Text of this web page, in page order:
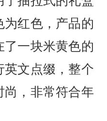
红色，产品的
一块米黄色的
英文点缀，整个
尚，非常符合年